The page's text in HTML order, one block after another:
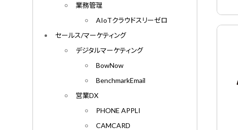
業務管理
AIoTクラウドスリーゼロ
セールス/マーケティング
デジタルマーケティング
BowNow
BenchmarkEmail
営業DX
PHONE APPLI
CAMCARD